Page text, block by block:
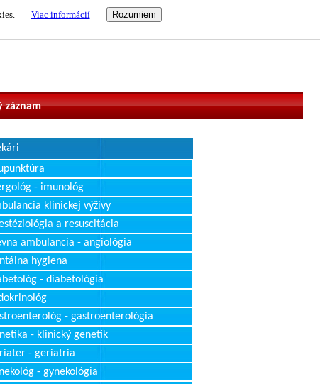
Viac informácií
záznam
- imunológ
klinickej výživy
a resuscitácia
ambulancia - angiológia
hygiena
- diabetológia
- gastroenterológia
- klinický genetik
- geriatria
- gynekológia